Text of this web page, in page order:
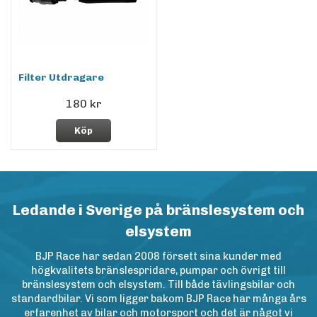
Filter Utdragare
180 kr
Köp
Ledande i Sverige på bränslesystem och
elsystem
BJP Race har sedan 2008 försett sina kunder med
högkvalitets bränslespridare, pumpar och övrigt till
bränslesystem och elsystem. Till både tävlingsbilar och
standardbilar. Vi som ligger bakom BJP Race har många års
erfarenhet av bilar och motorsport och det är något vi